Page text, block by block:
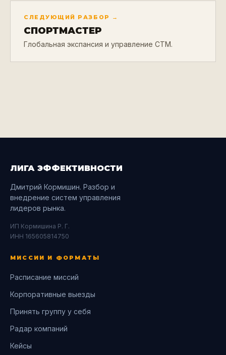
СЛЕДУЮЩИЙ РАЗБОР →
СПОРТМАСТЕР
Глобальная экспансия и управление СТМ.
ЛИГА ЭФФЕКТИВНОСТИ
Дмитрий Кормишин. Разбор и
внедрение систем управления
лидеров рынка.
ИП Кормишина Р. Г.
ИНН 165605814750
МИССИИ И ФОРМАТЫ
Расписание миссий
Корпоративные выезды
Принять группу у себя
Радар компаний
Кейсы